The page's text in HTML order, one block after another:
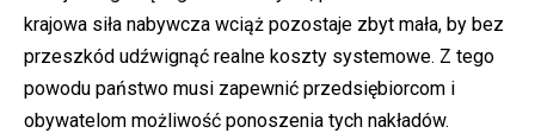
krajowa siła nabywcza wciąż pozostaje zbyt mała, by bez
przeszkód udźwignąć realne koszty systemowe. Z tego
powodu państwo musi zapewnić przedsiębiorcom i
obywatelom możliwość ponoszenia tych nakładów.